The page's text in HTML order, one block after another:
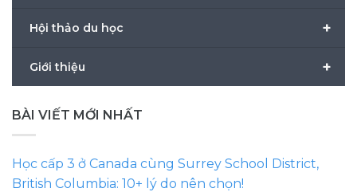
+
Hội thảo du học
+
Giới thiệu
BÀI VIẾT MỚI NHẤT
Học cấp 3 ở Canada cùng Surrey School District,
British Columbia: 10+ lý do nên chọn!